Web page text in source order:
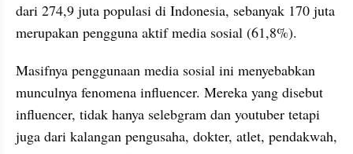
dari 274,9 juta populasi di Indonesia, sebanyak 170 juta
merupakan pengguna aktif media sosial (61,8%).
Masifnya penggunaan media sosial ini menyebabkan
munculnya fenomena influencer. Mereka yang disebut
influencer, tidak hanya selebgram dan youtuber tetapi
juga dari kalangan pengusaha, dokter, atlet, pendakwah,